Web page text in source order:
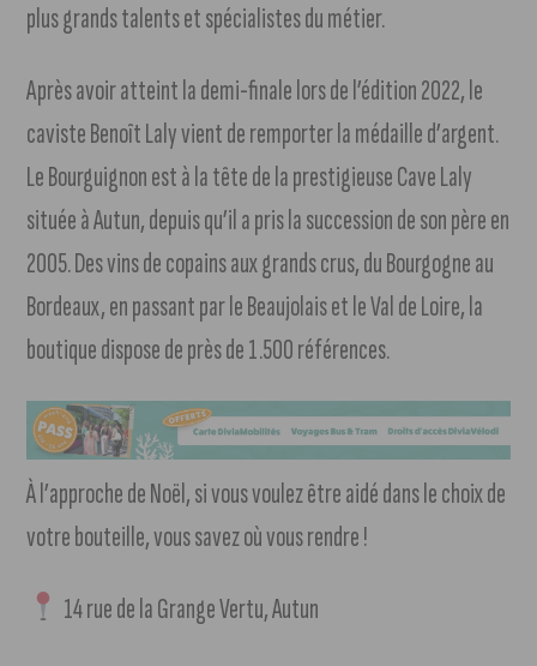
plus grands talents et spécialistes du métier.
Après avoir atteint la demi-finale lors de l’édition 2022, le
caviste Benoît Laly vient de remporter la médaille d’argent.
Le Bourguignon est à la tête de la prestigieuse Cave Laly
située à Autun, depuis qu’il a pris la succession de son père en
2005. Des vins de copains aux grands crus, du Bourgogne au
Bordeaux, en passant par le Beaujolais et le Val de Loire, la
boutique dispose de près de 1.500 références.
À l’approche de Noël, si vous voulez être aidé dans le choix de
votre bouteille, vous savez où vous rendre !
14 rue de la Grange Vertu, Autun